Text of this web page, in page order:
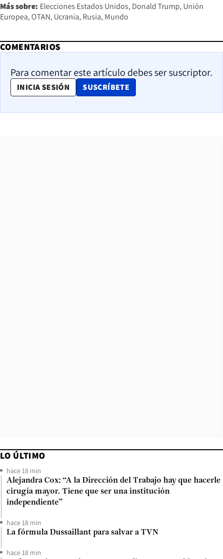
Más sobre: Elecciones Estados Unidos Donald Trump Unión
Europea OTAN Ucrania Rusia Mundo
COMENTARIOS
Para comentar este artículo debes ser suscriptor.
INICIA SESIÓN SUSCRÍBETE
OPENS IN NEW WINDOW
LO ÚLTIMO
hace 18 min
Alejandra Cox: “A la Dirección del Trabajo hay que hacerle
cirugía mayor. Tiene que ser una institución
independiente”
hace 18 min
La fórmula Dussaillant para salvar a TVN
hace 18 min